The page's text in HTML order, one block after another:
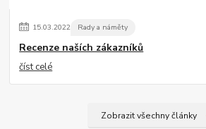
15.03.2022 Rady a náměty
Recenze naších zákazníků
číst celé
Zobrazit všechny články